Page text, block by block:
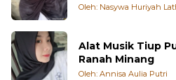
Oleh: Nasywa Huriyah
Alat Musik Tiup
Ranah Minang
Oleh: Annisa Aulia Putri